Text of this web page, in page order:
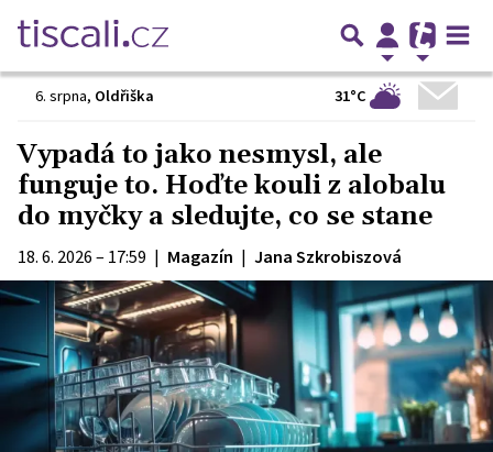
6. srpna, Oldřiška 31°C
Vypadá to jako nesmysl, ale
funguje to. Hoďte kouli z alobalu
do myčky a sledujte, co se stane
18. 6. 2026 – 17:59 | Magazín | Jana Szkrobiszová